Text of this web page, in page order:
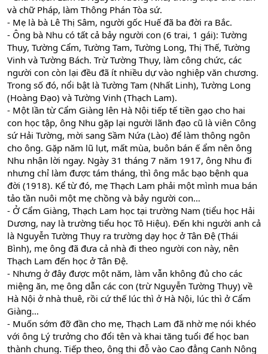
và chữ Pháp, làm Thông Phán Tòa sứ.
- Mẹ là bà Lê Thị Sâm, người gốc Huế đã ba đời ra Bắc.
- Ông bà Nhu có tất cả bảy người con (6 trai, 1 gái): Tường
Thụy, Tường Cẩm, Tường Tam, Tường Long, Thị Thế, Tường
Vinh và Tường Bách. Trừ Tường Thụy, làm công chức, các
người con còn lại đều đã ít nhiều dự vào nghiệp văn chương.
Trong số đó, nổi bật là Tường Tam (Nhất Linh), Tường Long
(Hoàng Đạo) và Tường Vinh (Thạch Lam).
- Một lần từ Cẩm Giàng lên Hà Nội tiếp tế tiền gạo cho hai
con học tập, ông Nhu gặp lại người lãnh đạo cũ là viên Công
sứ Hải Tường, mời sang Sầm Nứa (Lào) để làm thông ngôn
cho ông. Gặp năm lũ lụt, mất mùa, buôn bán ế ẩm nên ông
Nhu nhận lời ngay. Ngày 31 tháng 7 năm 1917, ông Nhu đi
nhưng chỉ làm được tám tháng, thì ông mắc bạo bệnh qua
đời (1918). Kể từ đó, mẹ Thạch Lam phải một mình mua bán
tảo tần nuôi một mẹ chồng và bảy người con…
- Ở Cẩm Giàng, Thạch Lam học tại trường Nam (tiểu học Hải
Dương, nay là trường tiểu học Tô Hiệu). Đến khi người anh cả
là Nguyễn Tường Thụy ra trường dạy học ở Tân Đệ (Thái
Bình), mẹ ông đã đưa cả nhà đi theo người con này, nên
Thạch Lam đến học ở Tân Đệ.
- Nhưng ở đây được một năm, làm vẫn không đủ cho các
miệng ăn, mẹ ông dẫn các con (trừ Nguyễn Tường Thụy) về
Hà Nội ở nhà thuê, rồi cứ thế lúc thì ở Hà Nội, lúc thì ở Cẩm
Giàng…
- Muốn sớm đỡ đần cho mẹ, Thạch Lam đã nhờ mẹ nói khéo
với ông Lý trưởng cho đổi tên và khai tăng tuổi để học ban
thành chung. Tiếp theo, ông thi đỗ vào Cao đẳng Canh Nông